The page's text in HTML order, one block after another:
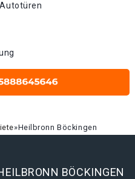
»Heilbronn Böckingen
BÖCKINGEN